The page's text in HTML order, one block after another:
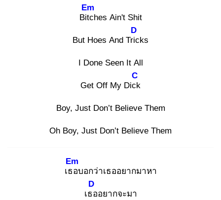
Bitc
Em
hes Ain't Shit
But Hoes And Tric
D
ks
I Done Seen It All
Get Off My Dick
C
Boy, Just Don’t Believe Them
Oh Boy, Just Don’t Believe Them
เธอ
Em
บอกว่าเธออยากมาหา
เธอ
D
อยากจะมา